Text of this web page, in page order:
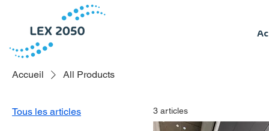
Accueil All Products
Tous les articles 3 articles